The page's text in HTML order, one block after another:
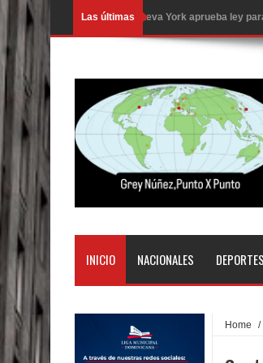
Las últimasNueva York aprueba ley
Juan Luis Guerra cerrará
En Santiago precio del
Entre 20 y 40 inmigrantes
Belkis Concepción será
Abel Martínez llama a los
PRM votará “por
El expresidente peruano
DIGEIG y Liga Municipal
La Fiscalía de Bolivia
INICIO NACIONALES DEPORTES
Home /
aguas